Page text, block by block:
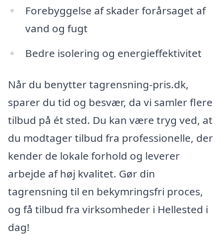
Forebyggelse af skader forårsaget af
vand og fugt
Bedre isolering og energieffektivitet
Når du benytter tagrensning-pris.dk,
sparer du tid og besvær, da vi samler flere
tilbud på ét sted. Du kan være tryg ved, at
du modtager tilbud fra professionelle, der
kender de lokale forhold og leverer
arbejde af høj kvalitet. Gør din
tagrensning til en bekymringsfri proces,
og få tilbud fra virksomheder i Hellested i
dag!